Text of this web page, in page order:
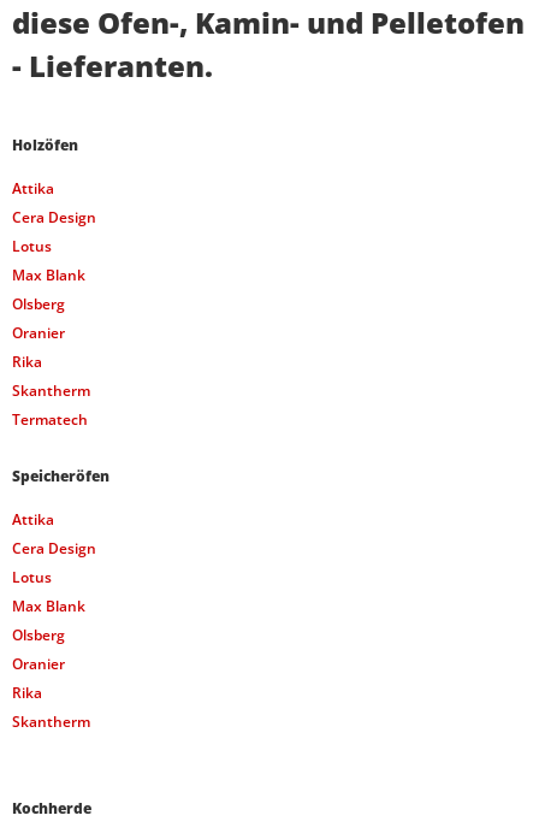
diese Ofen-, Kamin- und Pelletofen
- Lieferanten.
Holzöfen
Attika
Cera Design
Lotus
Max Blank
Olsberg
Oranier
Rika
Skantherm
Termatech
Speicheröfen
Attika
Cera Design
Lotus
Max Blank
Olsberg
Oranier
Rika
Skantherm
Kochherde